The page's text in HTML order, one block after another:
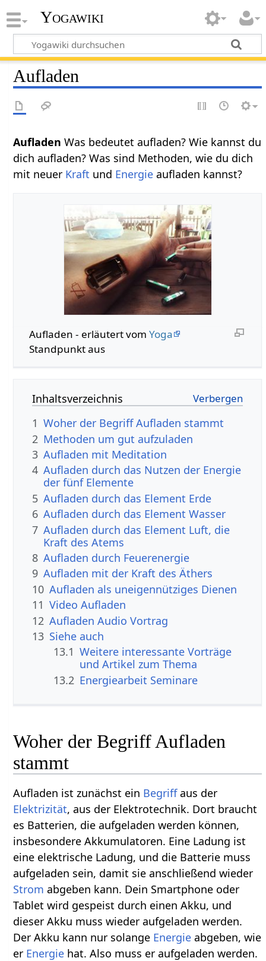
Yogawiki
Aufladen
AufladenWas bedeutet aufladen? Wie kannst du
dich aufladen? Was sind Methoden, wie du dich
mit neuer Kraft und Energie aufladen kannst?
Aufladen - erläutert vom Yoga
Standpunkt aus
Inhaltsverzeichnis
1 Woher der Begriff Aufladen stammt
2 Methoden um gut aufzuladen
3 Aufladen mit Meditation
4 Aufladen durch das Nutzen der Energie
der fünf Elemente
5 Aufladen durch das Element Erde
6 Aufladen durch das Element Wasser
7 Aufladen durch das Element Luft, die
Kraft des Atems
8 Aufladen durch Feuerenergie
9 Aufladen mit der Kraft des Äthers
10 Aufladen als uneigennütziges Dienen
11 Video Aufladen
12 Aufladen Audio Vortrag
13 Siehe auch
13.1 Weitere interessante Vorträge
und Artikel zum Thema
13.2 Energiearbeit Seminare
Woher der Begriff Aufladen
stammt
Aufladen ist zunächst ein Begriffaus der
Elektrizität, aus der Elektrotechnik. Dort braucht
es Batterien, die aufgeladen werden können,
insbesondere Akkumulatoren. Eine Ladung ist
eine elektrische Ladung, und die Batterie muss
aufgeladen sein, damit sie anschließend wieder
Strom abgeben kann. Dein Smartphone oder
Tablet wird gespeist durch einen Akku, und
dieser Akku muss wieder aufgeladen werden.
Der Akku kann nur solange Energie abgeben, wie
er Energie hat. Also muss er aufgeladen werden.